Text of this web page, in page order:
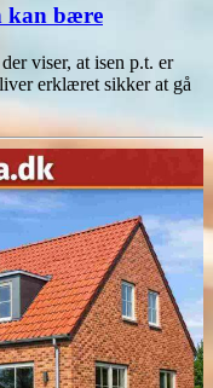
kan bære
viser, at isen p.t. er
erklæret sikker at gå